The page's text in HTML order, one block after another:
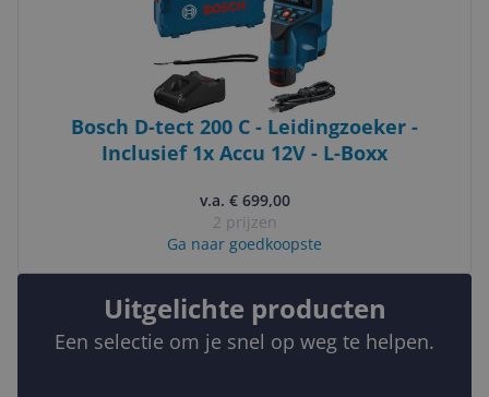
Bosch D-tect 200 C - Leidingzoeker -
Inclusief 1x Accu 12V - L-Boxx
v.a. € 699,00
2 prijzen
Ga naar goedkoopste
Uitgelichte producten
Een selectie om je snel op weg te helpen.